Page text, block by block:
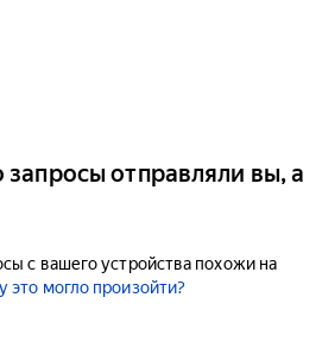
отправляли вы, а
с вашего устройства похожи на
это могло произойти?